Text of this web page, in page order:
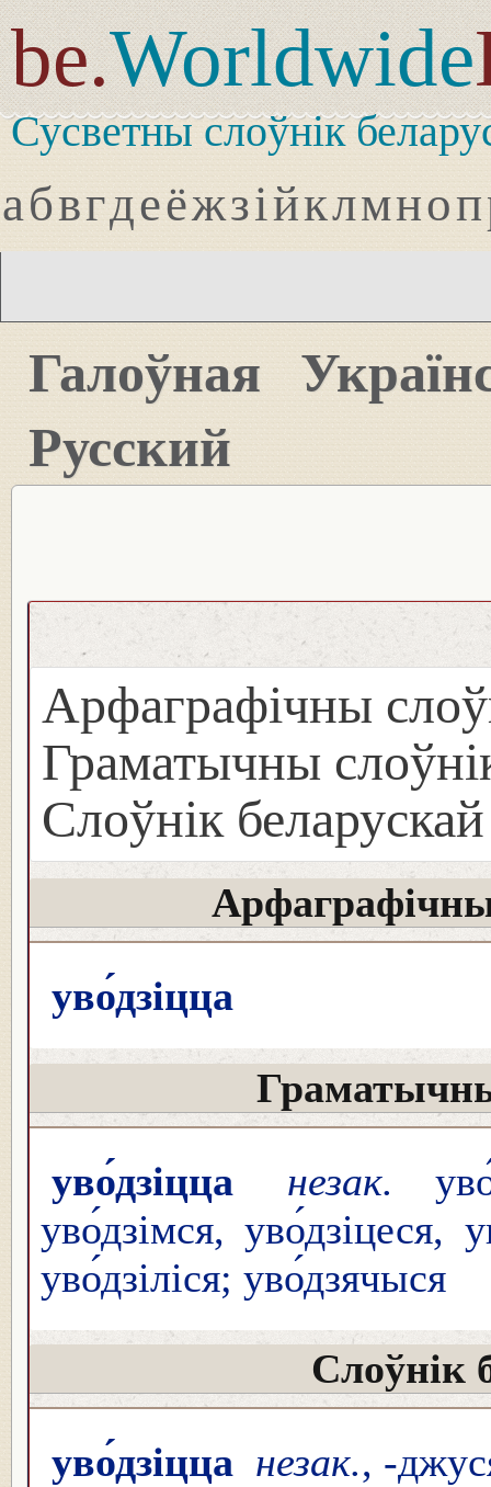
be.Worldwide
Сусветны слоўнік
абвгдеёжзійклмноп
Галоўная
Русский
Арфаграфічны
Граматычны
Слоўнік
уво́дзіцца
уво́дзіцца незак.
уво́дзімся, уво́дзіцеся,
уво́дзіліся; уво́дзячыся
Слоўнік
уво́дзіцца незак., -